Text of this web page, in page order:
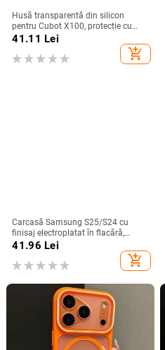
Husă transparentă din silicon
pentru Cubot X100, protecție cu
acoperire totală
41.11 Lei
add_shopping_cart
Carcasă Samsung S25/S24 cu
finisaj electroplatat în flacără,
design decupat, compatibilă cu
41.96 Lei
add_shopping_cart